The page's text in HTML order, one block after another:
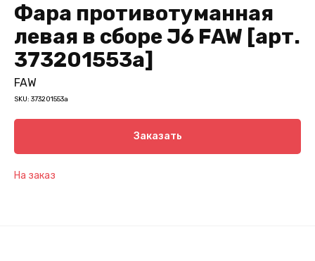
Фара противотуманная
левая в сборе J6 FAW [арт.
373201553a]
FAW
SKU: 373201553a
Заказать
На заказ